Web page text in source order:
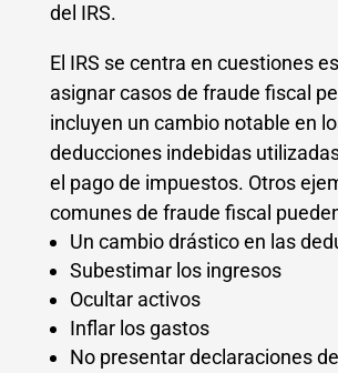
del IRS.
El IRS se centra en cuestiones
asignar casos de fraude fiscal
incluyen un cambio notable en
deducciones indebidas
el pago de impuestos. Otros
comunes de fraude fiscal
Un cambio drástico en las
Subestimar los ingresos
Ocultar activos
Inflar los gastos
No presentar declaraciones